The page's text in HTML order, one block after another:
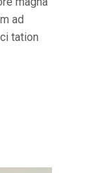
ad
tation